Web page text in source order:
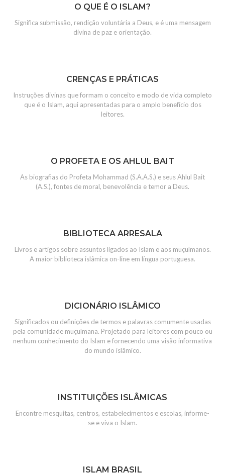
O QUE É O ISLAM?
Significa submissão, rendição voluntária a Deus, e é uma mensagem
divina de paz e orientação.
CRENÇAS E PRÁTICAS
Instruções divinas que formam o conceito e modo de vida completo
que é o Islam, aqui apresentadas para o amplo benefício dos
leitores.
O PROFETA E OS AHLUL BAIT
As biografias do Profeta Mohammad (S.A.A.S.) e seus Ahlul Bait
(A.S.), fontes de moral, benevolência e temor a Deus.
BIBLIOTECA ARRESALA
Livros e artigos sobre assuntos ligados ao Islam e aos muçulmanos.
A maior biblioteca islâmica on-line em língua portuguesa.
DICIONÁRIO ISLÂMICO
Significados ou definições de termos e palavras comumente usadas
pela comunidade muçulmana. Projetado para leitores com pouco ou
nenhum conhecimento do Islam e fornecendo uma visão informativa
do mundo islâmico.
INSTITUIÇÕES ISLÂMICAS
Encontre mesquitas, centros, estabelecimentos e escolas, informe-
se e viva o Islam.
ISLAM BRASIL